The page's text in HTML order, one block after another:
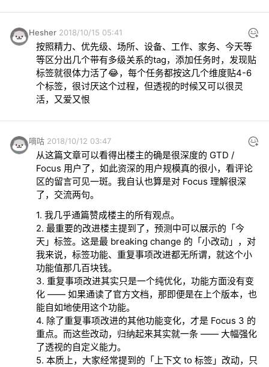
Hesher 2018/10/15 05:41
按照精力、优先级、场所、设备、工作、家务、今天等
等区分出几个带有多级关系的tag，添加任务时，发现贴
标签就很体力活了😂，每个任务都按这几个维度贴4-6
个标签，很讨厌这个过程，但透视的时候又可以很灵
活，又爱又恨
嘀咕 2018/10/12 03:47
从这篇文章可以看得出楼主的确是很深度的 GTD /
Focus 用户了，如此资深的用户规模真的很小，看评论
区的留言可见一斑。我自认也算是对 Focus 理解很深
2. 最重要的改进楼主提到了，预测中可以展示的「今
天」标签。这是最 breaking change 的「小改动」，对
我来说，标签功能、重复事项改进都无所谓，就这个小
3. 重复事项改进其实只是一个纯优化，功能方面没有变
化 —— 如果通读了官方文档，那即便是在上个版本，也
4. 除了重复事项改进的其他功能变化，才是 Focus 3 的
重点。而这些改动，归纳起来其实就一条 —— 大幅强化
5. 本质上，大家经常提到的「上下文 to 标签」改动，只